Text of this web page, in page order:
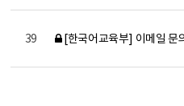
39 [한국어교육부] 이메일 문